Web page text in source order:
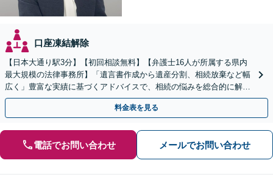
口座凍結解除
【日本大通り駅3分】【初回相談無料】【弁護士16人が所属する県内
最大規模の法律事務所】「遺言書作成から遺産分割、相続放棄など幅
広く」豊富な実績に基づくアドバイスで、相続の悩みを総合的に解決
へ導く「相続登記義務化に対応」【WEB面談対応】
料金表を見る
電話でお問い合わせ メールでお問い合わせ